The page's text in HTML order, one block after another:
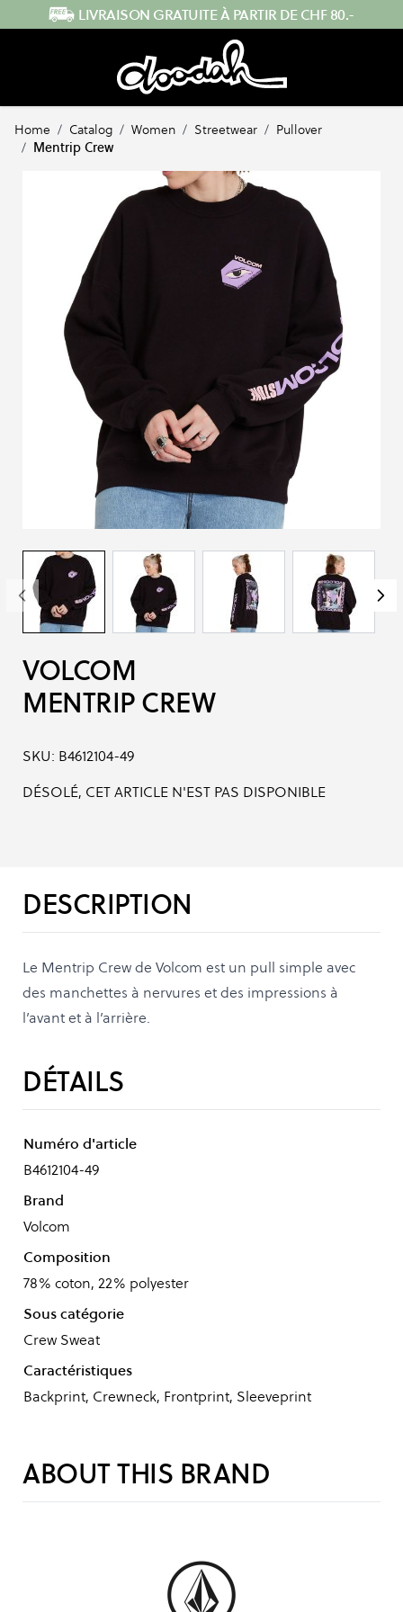
Skip to Content ENVOI RAPIDE DEPUIS LA SUISSE
Home / Catalog / Women / Streetwear / Pullover
/ Mentrip Crew
VOLCOM
MENTRIP CREW
SKU: B4612104-49
DÉSOLÉ, CET ARTICLE N'EST PAS DISPONIBLE
DESCRIPTION
Le Mentrip Crew de Volcom est un pull simple avec
des manchettes à nervures et des impressions à
l’avant et à l’arrière.
DÉTAILS
Numéro d'article
B4612104-49
Brand
Volcom
Composition
78% coton, 22% polyester
Sous catégorie
Crew Sweat
Caractéristiques
Backprint, Crewneck, Frontprint, Sleeveprint
ABOUT THIS BRAND